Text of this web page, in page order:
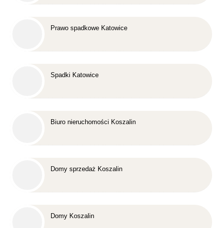
Prawo spadkowe Katowice
Spadki Katowice
Biuro nieruchomości Koszalin
Domy sprzedaż Koszalin
Domy Koszalin